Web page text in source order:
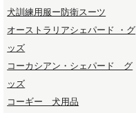
犬訓練用服ー防衛スーツ
オーストラリアシェパード ・グ
ッズ
コーカシアン・シェパード グ
ッズ
コーギー 犬用品